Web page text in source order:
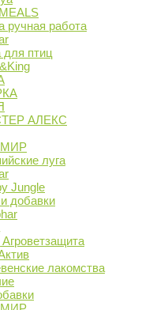
ручная работа
для птиц
АЛЕКС
луга
Jungle
добавки
лакомства